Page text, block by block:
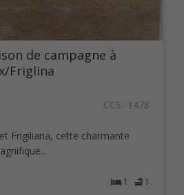
de campagne à
Friglina
CCS- 1478
Frigiliana, cette charmante
1 1